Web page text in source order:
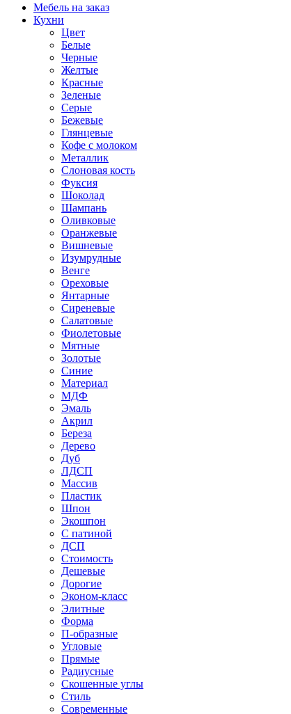
Мебель на заказ
Кухни
Цвет
Белые
Черные
Желтые
Красные
Зеленые
Серые
Бежевые
Глянцевые
Кофе с молоком
Металлик
Слоновая кость
Фуксия
Шоколад
Шампань
Оливковые
Оранжевые
Вишневые
Изумрудные
Венге
Ореховые
Янтарные
Сиреневые
Салатовые
Фиолетовые
Мятные
Золотые
Синие
Материал
МДФ
Эмаль
Акрил
Береза
Дерево
Дуб
ЛДСП
Массив
Пластик
Шпон
Экошпон
С патиной
ДСП
Стоимость
Дешевые
Дорогие
Эконом-класс
Элитные
Форма
П-образные
Угловые
Прямые
Радиусные
Скошенные углы
Стиль
Современные